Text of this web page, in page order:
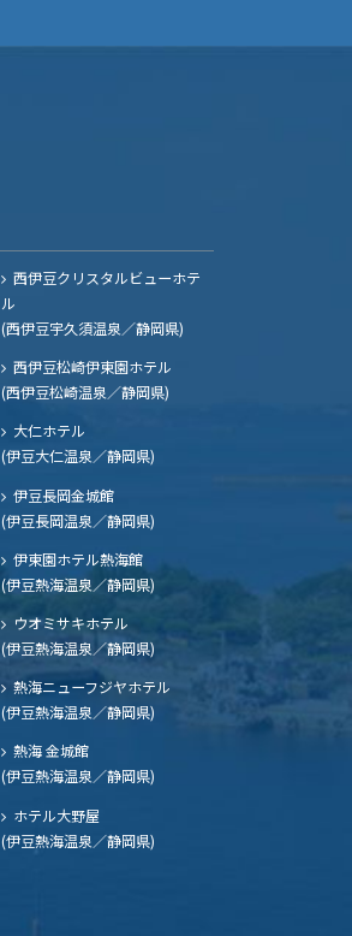
西伊豆クリスタルビューホテ
ル
(西伊豆宇久須温泉／静岡県)
西伊豆松崎伊東園ホテル
(西伊豆松崎温泉／静岡県)
大仁ホテル
(伊豆大仁温泉／静岡県)
伊豆長岡金城館
(伊豆長岡温泉／静岡県)
伊東園ホテル熱海館
(伊豆熱海温泉／静岡県)
ウオミサキホテル
(伊豆熱海温泉／静岡県)
熱海ニューフジヤホテル
(伊豆熱海温泉／静岡県)
熱海 金城館
(伊豆熱海温泉／静岡県)
ホテル大野屋
(伊豆熱海温泉／静岡県)